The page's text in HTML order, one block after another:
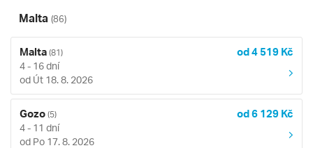
Malta (86)
Malta (81) od 4 519 Kč
4 - 16 dní
od Út 18. 8. 2026
Gozo (5) od 6 129 Kč
4 - 11 dní
od Po 17. 8. 2026